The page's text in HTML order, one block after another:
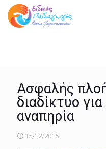
Ασφαλής
διαδίκτυο
αναπηρία
15/12/2015